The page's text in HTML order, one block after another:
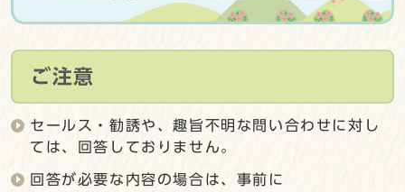
ご注意
セールス・勧誘や、趣旨不明な問い合わせに対し
ては、回答しておりません。
回答が必要な内容の場合は、事前に